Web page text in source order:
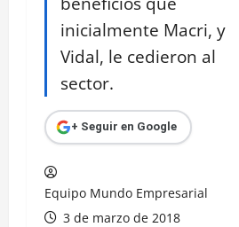
inicialmente Macri, y
Vidal, le cedieron al
sector.
+ Seguir en Google
Equipo Mundo Empresarial
3 de marzo de 2018